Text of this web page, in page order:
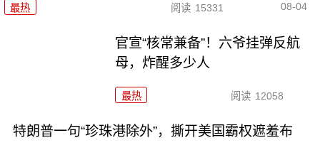
最热 阅读 15331 08-04
官宣“核常兼备”！六爷挂弹反航
母，炸醒多少人
最热 阅读 12058
特朗普一句“珍珠港除外”，撕开美国霸权遮羞布